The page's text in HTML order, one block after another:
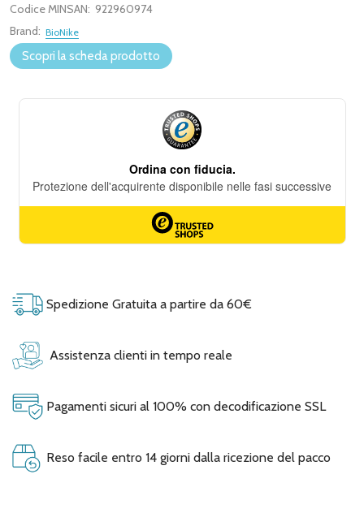
Codice MINSAN: 922960974
Brand: BioNike
Scopri la scheda prodotto
Spedizione Gratuita a partire da 60€
Assistenza clienti in tempo reale
Pagamenti sicuri al 100% con decodificazione SSL
Reso facile entro 14 giorni dalla ricezione del pacco